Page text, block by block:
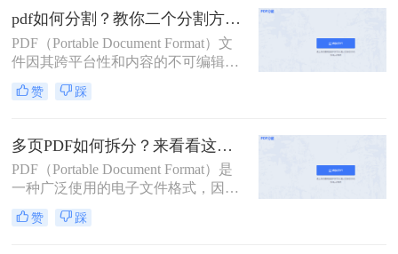
于分享、管理或打印。那么pdf拆分怎
么弄呢？本文将详细介绍几种常见的
PDF拆分方法，帮助您轻松完成PDF
文件的拆分工作。
pdf如何分割？教你二个分割方法！
PDF（Portable Document Format）文
件因其跨平台性和内容的不可编辑
性，在日常工作和学习中得到了广泛
应用。然而，有时我们需要将较大的
便于管理、传输或打印。那么pdf如何
分割呢？本文将详细介绍几种PDF分
割的方法，帮助您轻松完成这一任
务。
赞 踩
多页PDF如何拆分？来看看这三个PDF拆分方法！
PDF（Portable Document Format）是
一种广泛使用的电子文件格式，因其
跨平台、不易修改的特性而备受青
睐。然而，有时我们可能需要对一个
赞 踩